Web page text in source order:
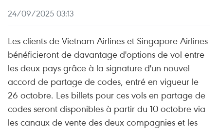
24/09/2025 03:13
Les clients de Vietnam Airlines et Singapore Airlines
bénéficieront de davantage d'options de vol entre
les deux pays grâce à la signature d'un nouvel
accord de partage de codes, entré en vigueur le
26 octobre. Les billets pour ces vols en partage de
codes seront disponibles à partir du 10 octobre via
les canaux de vente des deux compagnies et les